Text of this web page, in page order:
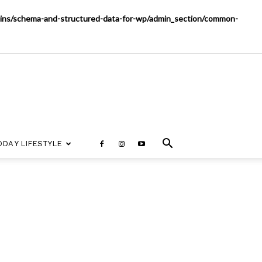
schema-and-structured-data-for-wp/admin_section/common-
Y LIFESTYLE